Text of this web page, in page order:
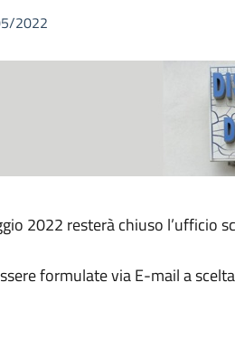
2022
2022 resterà chiuso l’ufficio
formulate via E-mail a